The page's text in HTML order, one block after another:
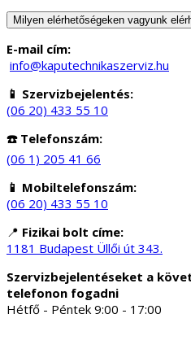
Milyen elérhetőségeken vagyunk
E-mail cím:
info@kaputechnikaszerviz.hu
📱 Szervizbejelentés:
(06 20) 433 55 10
☎️ Telefonszám:
(06 1) 205 41 66
📱 Mobiltelefonszám:
(06 20) 433 55 10
📍 Fizikai bolt címe:
1181 Budapest Üllői út 343.
Szervizbejelentéseket a
telefonon fogadni
Hétfő - Péntek 9:00 - 17:00